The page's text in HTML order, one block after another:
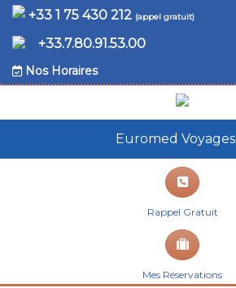
+33 1 75 430 212 (appel gratuit)
+33.7.80.91.53.00
Nos Horaires
Euromed Voyages
Rappel Gratuit
Mes Réservations